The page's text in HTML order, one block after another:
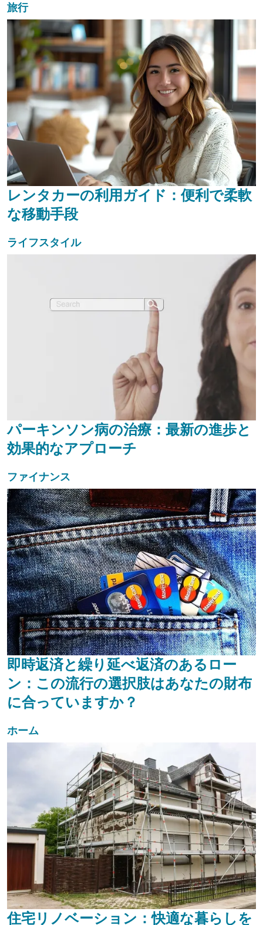
から利用までのプロセスが革
新的に簡素化されました。この
変革は、消費者の利便性を飛躍
的に向上させるとともに、金融
機関にとっても効率...
旅行
レンタカーの利用ガイド：便利で柔軟
な移動手段
ライフスタイル
パーキンソン病の治療：最新の進歩と
効果的なアプローチ
ファイナンス
即時返済と繰り延べ返済のあるロー
ン：この流行の選択肢はあなたの財布
に合っていますか？
ホーム
住宅リノベーション：快適な暮らしを